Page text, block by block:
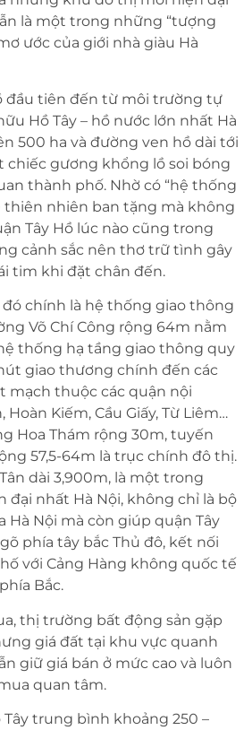
là một trong những “tượng
ước của giới nhà giàu Hà
đầu tiên đến từ môi trường tự
Hồ Tây – hồ nước lớn nhất Hà
500 ha và đường ven hồ dài tới
chiếc gương khổng lồ soi bóng
thành phố. Nhờ có “hệ thống
thiên nhiên ban tặng mà không
Tây Hồ lúc nào cũng trong
cảnh sắc nên thơ trữ tình gây
tim khi đặt chân đến.
chính là hệ thống giao thông
Võ Chí Công rộng 64m nằm
thống hạ tầng giao thông quy
giao thương chính đến các
mạch thuộc các quận nội
Kiếm, Cầu Giấy, Từ Liêm…
Hoa Thám rộng 30m, tuyến
57,5-64m là trục chính đô thị.
dài 3,900m, là một trong
đại nhất Hà Nội, không chỉ là bộ
Hà Nội mà còn giúp quận Tây
phía tây bắc Thủ đô, kết nối
với Cảng Hàng không quốc tế
Bắc.
thị trường bất động sản gặp
giá đất tại khu vực quanh
giữ giá bán ở mức cao và luôn
quan tâm.
trung bình khoảng 250 –